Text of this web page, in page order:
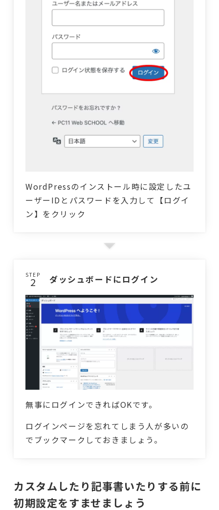
WordPressのインストール時に設定したユ
ーザーIDとパスワードを入力して【ログイ
ン】をクリック
STEP ダッシュボードにログイン
無事にログインできればOKです。
ログインページを忘れてしまう人が多いの
でブックマークしておきましょう。
カスタムしたり記事書いたりする前に
初期設定をすませましょう